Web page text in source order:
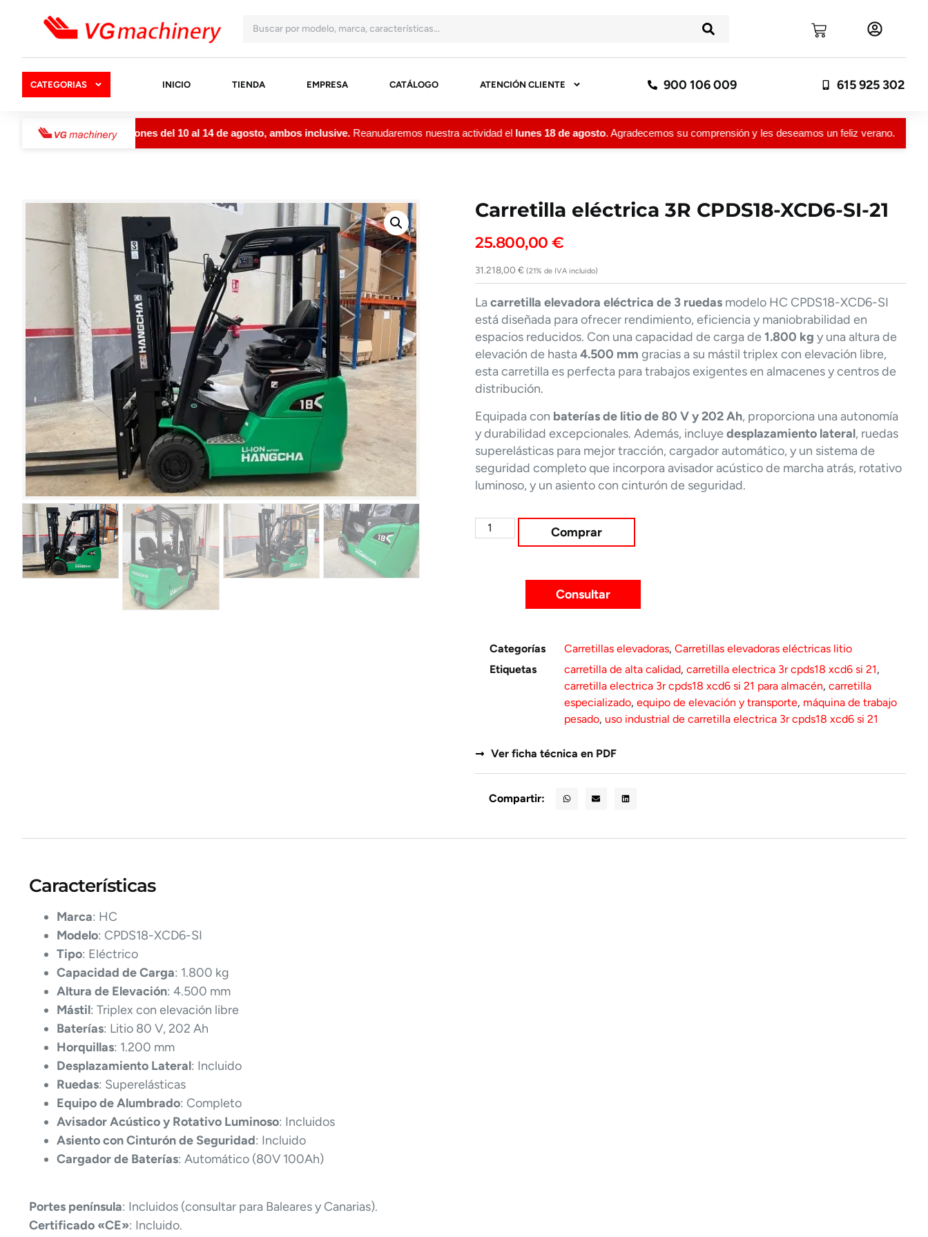
CATEGORIAS INICIO TIENDA EMPRESA CATÁLOGO ATENCIÓN CLIENTE 900 106 009 615 925 302
cerrada por vacaciones del 10 al 14 de agosto, ambos inclusive.Reanudaremos nuestra actividad ellunes 18 de agosto. Agradecemos su comprensión y les deseamos un feliz verano.
Carretilla eléctrica 3R CPDS18-XCD6-SI-21
25.800,00 €
31.218,00 € (21% de IVA incluido)
La carretilla elevadora eléctrica de 3 ruedas modelo HC CPDS18-XCD6-SI
está diseñada para ofrecer rendimiento, eficiencia y maniobrabilidad en
espacios reducidos. Con una capacidad de carga de 1.800 kg y una altura de
elevación de hasta 4.500 mm gracias a su mástil triplex con elevación libre,
esta carretilla es perfecta para trabajos exigentes en almacenes y centros de
distribución.
Equipada con baterías de litio de 80 V y 202 Ah, proporciona una autonomía
y durabilidad excepcionales. Además, incluyedesplazamiento lateral, ruedas
superelásticas para mejor tracción, cargador automático, y un sistema de
seguridad completo que incorpora avisador acústico de marcha atrás, rotativo
luminoso, y un asiento con cinturón de seguridad.
Comprar
Consultar
Categorías Carretillas elevadoras, Carretillas elevadoras eléctricas litio
Etiquetas
carretilla de alta calidad, carretilla electrica 3r cpds18 xcd6 si 21,
carretilla electrica 3r cpds18 xcd6 si 21 para almacén, carretilla
especializado, equipo de elevación y transporte, máquina de trabajo
pesado, uso industrial de carretilla electrica 3r cpds18 xcd6 si 21
Ver ficha técnica en PDF
Compartir:
Características
Marca: HC
Modelo: CPDS18-XCD6-SI
Tipo: Eléctrico
Capacidad de Carga: 1.800 kg
Altura de Elevación: 4.500 mm
Mástil: Triplex con elevación libre
Baterías: Litio 80 V, 202 Ah
Horquillas: 1.200 mm
Desplazamiento Lateral: Incluido
Ruedas: Superelásticas
Equipo de Alumbrado: Completo
Avisador Acústico y Rotativo Luminoso: Incluidos
Asiento con Cinturón de Seguridad: Incluido
Cargador de Baterías: Automático (80V 100Ah)
Portes península: Incluidos (consultar para Baleares y Canarias).
Certificado «CE»: Incluido.